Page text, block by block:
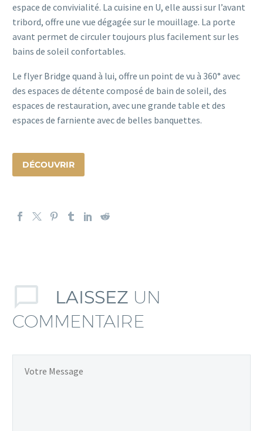
espace de convivialité. La cuisine en U, elle aussi sur l’avant
tribord, offre une vue dégagée sur le mouillage. La porte
avant permet de circuler toujours plus facilement sur les
bains de soleil confortables.
Le flyer Bridge quand à lui, offre un point de vu à 360° avec
des espaces de détente composé de bain de soleil, des
espaces de restauration, avec une grande table et des
espaces de farniente avec de belles banquettes.
DÉCOUVRIR
LAISSEZ UN
COMMENTAIRE